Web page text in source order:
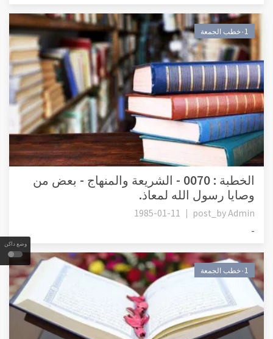
وضع داكن
٠1خطب الجمعة
الخطبة : 0070 - الشريعة والمنهاج - بعض من
وصايا رسول الله لمعاذ.
post_byAdmin
1985-01-11
-
٠1خطب الجمعة